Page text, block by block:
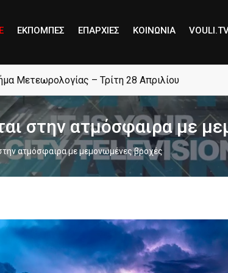
ΕΚΠΟΜΠΕΣ ΕΠΑΡΧΙΕΣ ΚΟΙΝΩΝΙΑ
Μετεωρολογίας – Τρίτη 28 Απριλίου
στην ατμόσφαιρα με
ατμόσφαιρα με μεμονωμένες βροχές